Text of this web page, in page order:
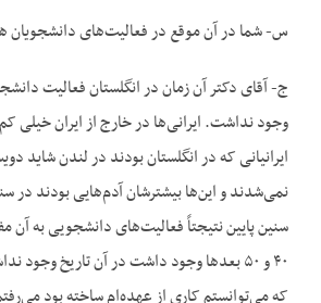
س- شما در آن موقع در فعالیت‌های دانشجویان
ج- آقای دکتر آن زمان در انگلستان فعالیت
وجود نداشت. ایرانی‌ها در خارج از ایران خیلی
ایرانیانی که در انگلستان بودند در لندن شاید
نمی‌شدند و این‌ها بیشترشان آدم‌هایی بودند در
سنین پایین نتیجتاً فعالیت‌های دانشجویی به
۴۰ و ۵۰ بعدها وجود داشت در آن تاریخ
که می‌توانستم کاری از عهده‌ام ساخته بود